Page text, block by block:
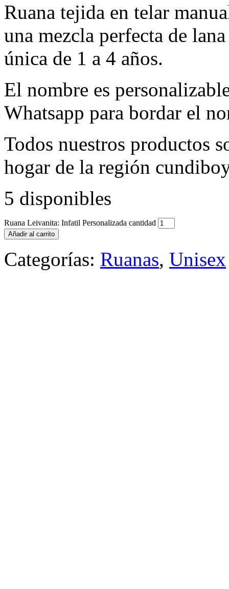
Ruana tejida en telar
una mezcla perfecta de
única de 1 a 4 años.
El nombre es
Whatsapp para bordar el
Todos nuestros productos
hogar de la región
5 disponibles
Ruana Leivanita: Infatil Personalizada cantidad
Añadir al carrito
Categorías: Ruanas, Unisex